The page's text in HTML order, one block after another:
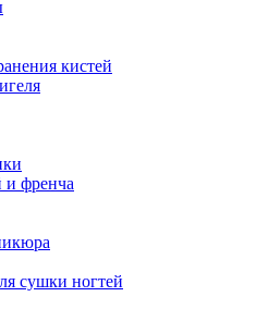
кистей
и френча
сушки ногтей